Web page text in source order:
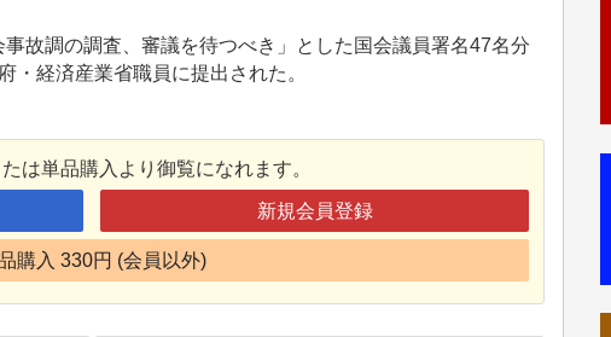
故調の調査、審議を待つべき」とした国会議員署名47名分
・経済産業省職員に提出された。
は単品購入より御覧になれます。
新規会員登録
購入 330円 (会員以外)